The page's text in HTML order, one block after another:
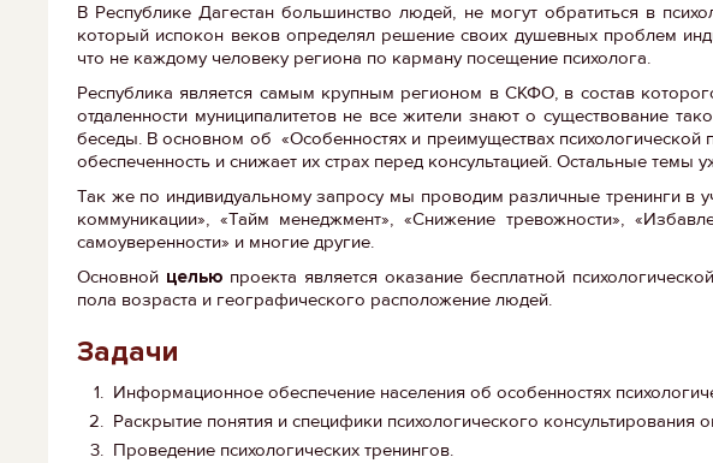
В Республике Дагестан большинство людей, не могут обратиться в
который испокон веков определял решение своих душевных проблем
что не каждому человеку региона по карману посещение психолога.
Республика является самым крупным регионом в СКФО, в состав
отдаленности муниципалитетов не все жители знают о существование
беседы. В основном об «Особенностях и преимуществах
обеспеченность и снижает их страх перед консультацией. Остальные
Так же по индивидуальному запросу мы проводим различные тренинги в
коммуникации», «Тайм менеджмент», «Снижение тревожности»,
самоуверенности» и многие другие.
Основной целью проекта является оказание бесплатной
пола возраста и географического расположение людей.
Задачи
Информационное обеспечение населения об особенностях
Раскрытие понятия и специфики психологического консультирования
Проведение психологических тренингов.